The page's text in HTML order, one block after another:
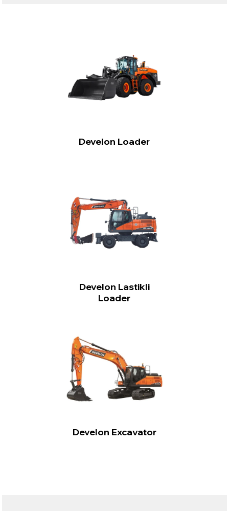
Develon Loader
Develon Lastikli
Loader
Develon Excavator